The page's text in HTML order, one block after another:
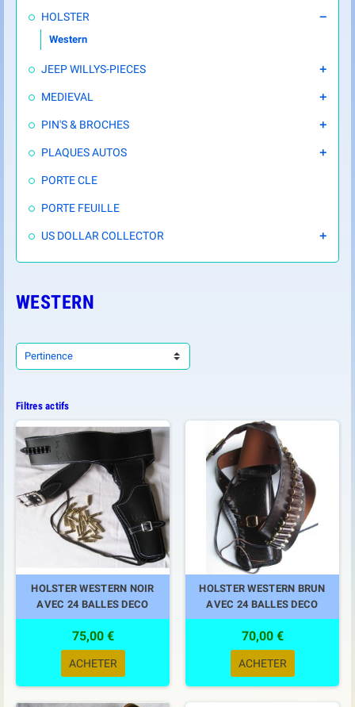
HOLSTER 
Western
JEEP WILLYS-PIECES 
MEDIEVAL 
PIN'S & BROCHES 
PLAQUES AUTOS 
PORTE CLE
PORTE FEUILLE
US DOLLAR COLLECTOR 
WESTERN
Pertinence
Filtres actifs
HOLSTER WESTERN NOIR
AVEC 24 BALLES DECO
75,00 €
ACHETER
HOLSTER WESTERN BRUN
AVEC 24 BALLES DECO
70,00 €
ACHETER